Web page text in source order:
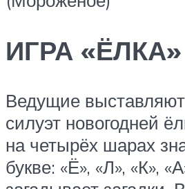
ИГРА «ЁЛКА»
Ведущие
силуэт новогодней
на четырёх шарах
букве: «Ё», «Л», «К»,